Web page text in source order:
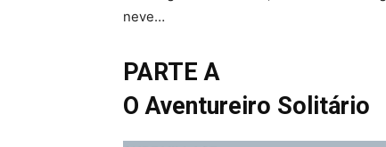
neve…
PARTE A
O Aventureiro Solitário